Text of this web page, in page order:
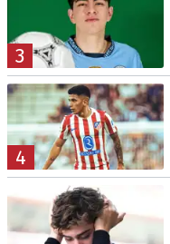
3
4